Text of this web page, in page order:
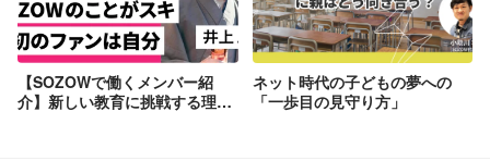
【SOZOWで働くメンバー紹
介】新しい教育に挑戦する理由
ネット時代の子どもの夢への
「一歩目の見守り方」